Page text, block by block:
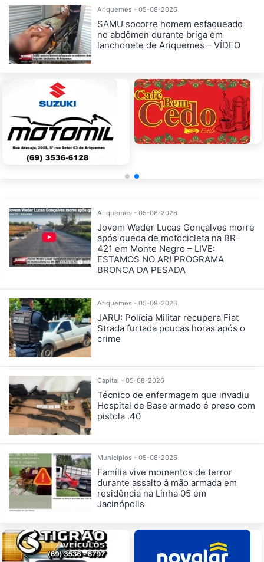
Ariquemes - 05-08-2026
SAMU socorre homem esfaqueado
no abdômen durante briga em
lanchonete de Ariquemes – VÍDEO
Ariquemes - 05-08-2026
Jovem Weder Lucas Gonçalves morre
após queda de motocicleta na BR–
421 em Monte Negro – LIVE:
ESTAMOS NO AR! PROGRAMA
BRONCA DA PESADA
Ariquemes - 05-08-2026
JARU: Polícia Militar recupera Fiat
Strada furtada poucas horas após o
crime
Capital - 05-08-2026
Técnico de enfermagem que invadiu
Hospital de Base armado é preso com
pistola .40
Municípios - 05-08-2026
Família vive momentos de terror
durante assalto à mão armada em
residência na Linha 05 em
Jacinópolis